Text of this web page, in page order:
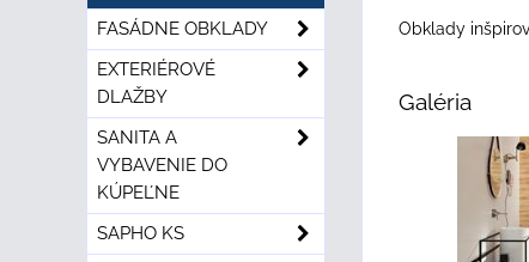
Obklady
Galéria
FASÁDNE OBKLADY
EXTERIÉROVÉ
DLAŽBY
SANITA A
VYBAVENIE DO
KÚPEĽNE
SAPHO KS